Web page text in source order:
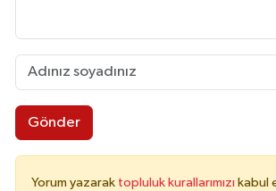
Gönder
Yorum yazarak topluluk kurallarımızı kabul